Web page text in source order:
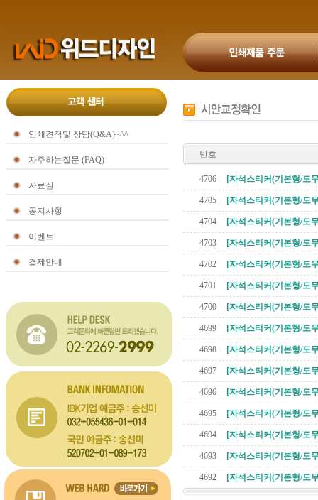
인쇄견적및 상담(Q&A)~^^
자주하는질문 (FAQ)
자료실
공지사항
이벤트
결제안내
번호
4706 [자석스티커(기본형/도
4705 [자석스티커(기본형/도
4704 [자석스티커(기본형/도
4703 [자석스티커(기본형/도
4702 [자석스티커(기본형/도
4701 [자석스티커(기본형/도
4700 [자석스티커(기본형/도
4699 [자석스티커(기본형/도
4698 [자석스티커(기본형/도
4697 [자석스티커(기본형/도
4696 [자석스티커(기본형/도
4695 [자석스티커(기본형/도
4694 [자석스티커(기본형/도
4693 [자석스티커(기본형/도
4692 [자석스티커(기본형/도